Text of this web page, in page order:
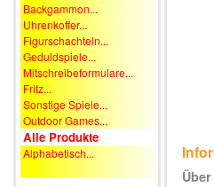
Backgammon...
Uhrenkoffer...
Figurschachteln...
Geduldspiele...
Mitschreibeformulare...
Fritz...
Sonstige Spiele...
Outdoor Games...
Alle Produkte
Alphabetisch...